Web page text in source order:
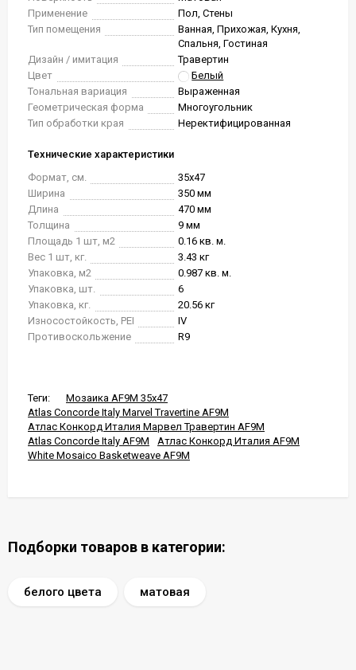
Применение
Пол, Стены
Тип помещения
Ванная, Прихожая, Кухня,
Спальня, Гостиная
Дизайн / имитация
Травертин
Цвет
Белый
Тональная вариация
Выраженная
Геометрическая форма
Многоугольник
Тип обработки края
Неректифицированная
Технические характеристики
Формат, см.
35x47
Ширина
350 мм
Длина
470 мм
Толщина
9 мм
Площадь 1 шт, м2
0.16 кв. м.
Вес 1 шт, кг.
3.43 кг
Упаковка, м2
0.987 кв. м.
Упаковка, шт.
6
Упаковка, кг.
20.56 кг
Износостойкость, PEI
IV
Противоскольжение
R9
Теги:
Мозаика AF9M 35x47
Atlas Concorde Italy Marvel Travertine AF9M
Атлас Конкорд Италия Марвел Травертин AF9M
Atlas Concorde Italy AF9M
Атлас Конкорд Италия AF9M
White Mosaico Basketweave AF9M
Подборки товаров в категории:
белого цвета матовая